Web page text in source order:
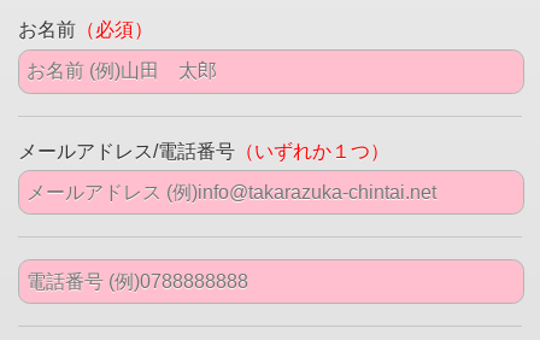
お名前 （必須）
メールアドレス/電話番号 （いずれか１つ）